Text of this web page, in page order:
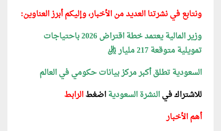
ونتابع في نشرتنا العديد من الأخبار، وإليكم أبرز العناوين:
وزير المالية يعتمد خطة اقتراض 2026 باحتياجات
تمويلية متوقعة 217 مليار ريال
السعودية تطلق أكبر مركز بيانات حكومي في العالم
للاشتراك فيالنشرة السعوديةاضغطالرابط
أهم الأخبار